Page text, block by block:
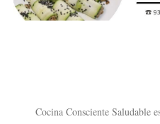
Cocina Consciente Saludable